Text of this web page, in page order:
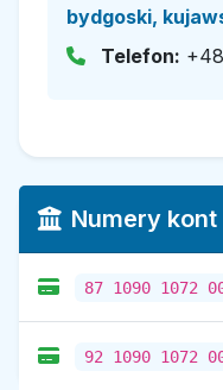
bydgoski,
Telefon:
Numery
87 1090 1072
92 1090 1072